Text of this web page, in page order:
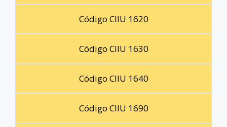
Código CIIU 1620
Código CIIU 1630
Código CIIU 1640
Código CIIU 1690